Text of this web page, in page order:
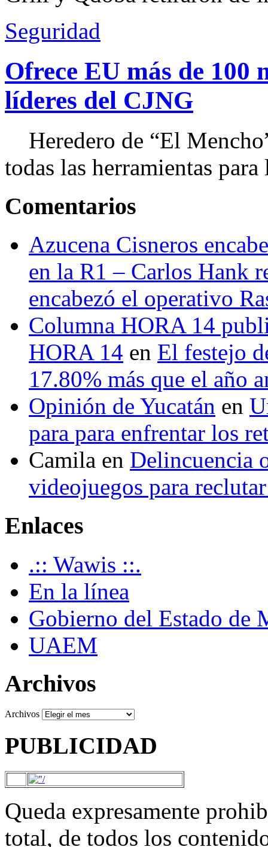
Seguridad
Ofrece EU más de 100
líderes del CJNG
Heredero de “El
todas las herramientas
Comentarios
Azucena Cisneros
en la R1 – Carlos Hank
encabezó el operativo
Columna HORA 14
HORA 14 en El festejo
17.80% más que el año
Opinión de Yucatán en
para para enfrentar los
Camila en Delincuencia
videojuegos para
Enlaces
.:: Wawis ::.
En la línea
Gobierno del Estado de
UAEM
Archivos
Archivos
PUBLICIDAD
Queda expresamente
total, de todos los